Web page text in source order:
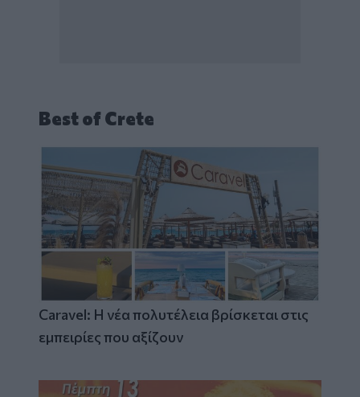
Best of Crete
Caravel: Η νέα πολυτέλεια βρίσκεται στις
εμπειρίες που αξίζουν